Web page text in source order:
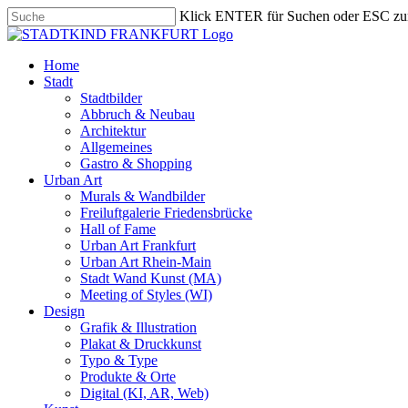
Skip
to
content
Klick ENTER für Suchen oder ESC
Close
search
Menu
Home
Stadt
Stadtbilder
Abbruch & Neubau
Architektur
Allgemeines
Gastro & Shopping
Urban Art
Murals & Wandbilder
Freiluftgalerie Friedensbrücke
Hall of Fame
Urban Art Frankfurt
Urban Art Rhein-Main
Stadt Wand Kunst (MA)
Meeting of Styles (WI)
Design
Grafik & Illustration
Plakat & Druckkunst
Typo & Type
Produkte & Orte
Digital (KI, AR, Web)